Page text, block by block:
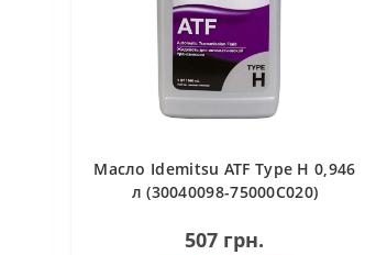
Масло Idemitsu ATF Type H 0,946
л (30040098-75000C020)
АКПП
507 грн.